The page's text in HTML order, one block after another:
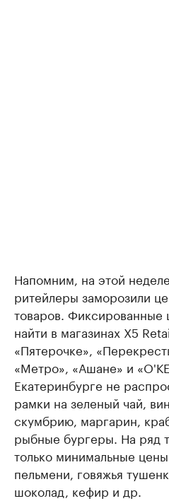
Напомним, на этой
ритейлеры заморозили
товаров.
найти в магазинах Х5
«Пятерочке»,
«Метро», «Ашане» и
Екатеринбурге не
рамки на зеленый чай,
скумбрию, маргарин,
рыбные бургеры. На ряд
только минимальные
пельмени, говяжья
шоколад, кефир и др.